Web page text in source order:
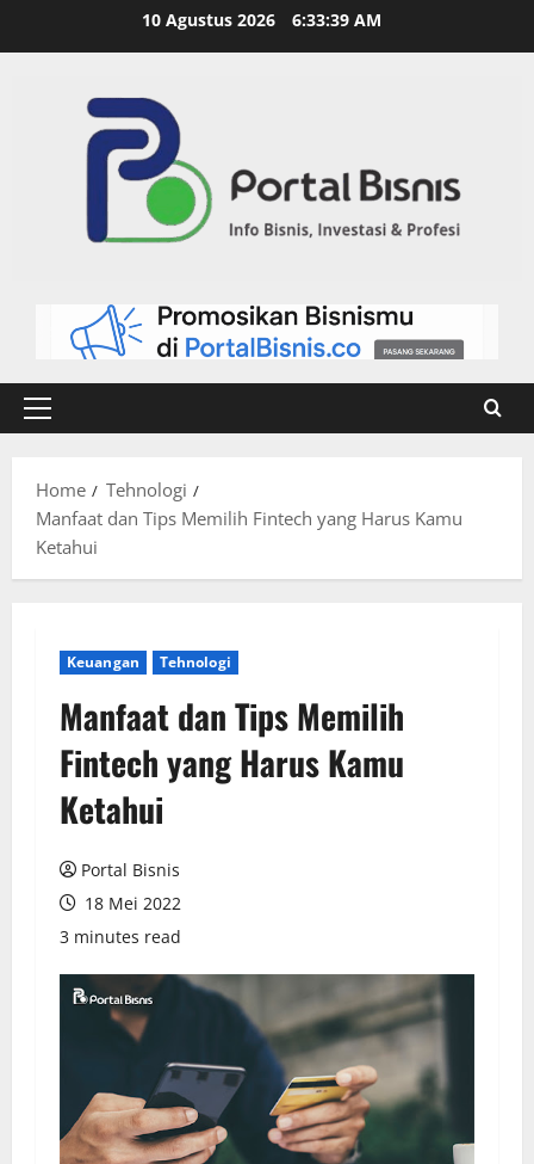
10 Agustus 2026 6:33:40 AM
Home
Tehnologi
Manfaat dan Tips Memilih Fintech yang Harus Kamu
Ketahui
Keuangan Tehnologi
Manfaat dan Tips Memilih
Fintech yang Harus Kamu
Ketahui
Portal Bisnis
18 Mei 2022
3 minutes read